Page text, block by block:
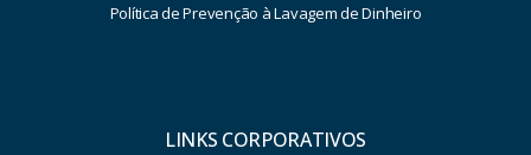
Política de Prevenção à Lavagem de Dinheiro
LINKS CORPORATIVOS